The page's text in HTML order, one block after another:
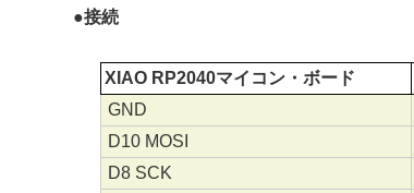
●接続
XIAO RP2040マイコン・ボード
GND
D10 MOSI
D8 SCK